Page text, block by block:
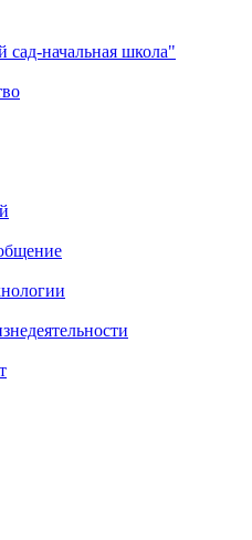
сад-начальная школа"